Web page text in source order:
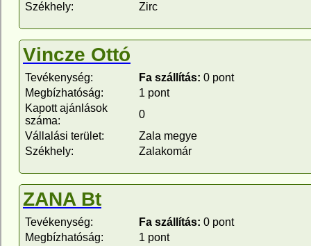
Székhely:
Zirc
Vincze Ottó
Tevékenység: Fa szállítás: 0 pont
Megbízhatóság:
1 pont
Kapott ajánlások
száma:
0
Vállalási terület:
Zala megye
Székhely:
Zalakomár
ZANA Bt
Tevékenység: Fa szállítás: 0 pont
Megbízhatóság:
1 pont